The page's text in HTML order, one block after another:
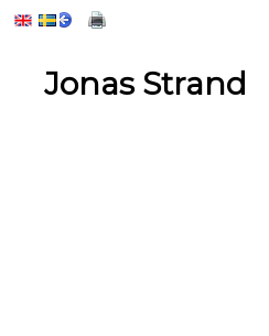
Jonas Strand